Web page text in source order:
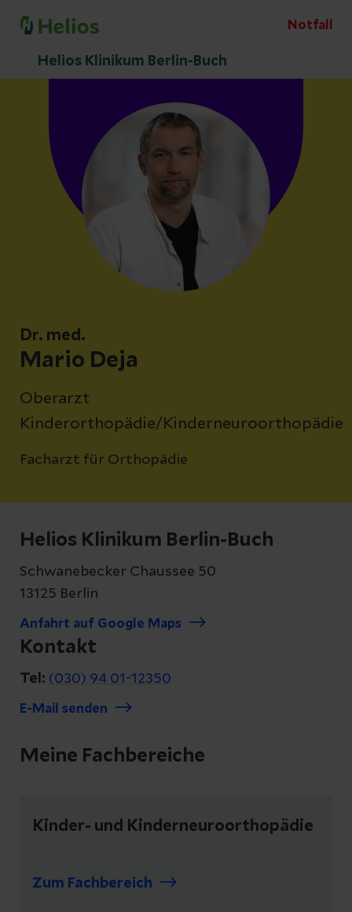
Notfall
Helios Klinikum Berlin-Buch
Dr. med.
Mario Deja
Oberarzt
Kinderorthopädie/Kinderneuroorthopädie
Facharzt für Orthopädie
Helios Klinikum Berlin-Buch
Schwanebecker Chaussee 50
13125 Berlin
Anfahrt auf Google Maps
Kontakt
Tel: (030) 94 01-12350
E-Mail senden
Meine Fachbereiche
Kinder- und Kinderneuroorthopädie
Zum Fachbereich